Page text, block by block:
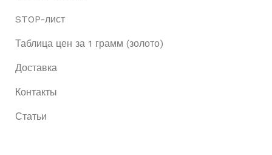
STOP-лист
Таблица цен за 1 грамм (золото)
Доставка
Контакты
Статьи